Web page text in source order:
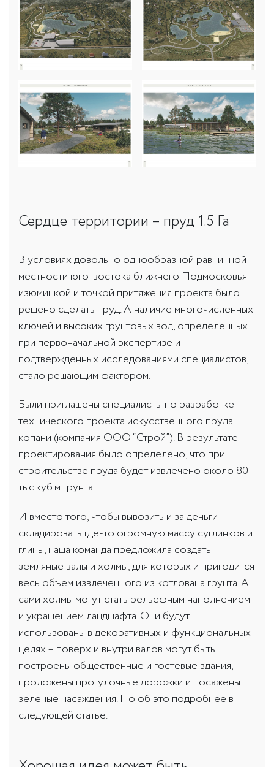
Сердце территории – пруд 1.5 Га
В условиях довольно однообразной равнинной
местности юго-востока ближнего Подмосковья
изюминкой и точкой притяжения проекта было
решено сделать пруд. А наличие многочисленных
ключей и высоких грунтовых вод, определенных
при первоначальной экспертизе и
подтвержденных исследованиями специалистов,
стало решающим фактором.
Были приглашены специалисты по разработке
технического проекта искусственного пруда
копани (компания ООО “Строй”). В результате
проектирования было определено, что при
строительстве пруда будет извлечено около 80
тыс.куб.м грунта.
И вместо того, чтобы вывозить и за деньги
складировать где-то огромную массу суглинков и
глины, наша команда предложила создать
земляные валы и холмы, для которых и пригодится
весь объем извлеченного из котлована грунта. А
сами холмы могут стать рельефным наполнением
и украшением ландшафта. Они будут
использованы в декоративных и функциональных
целях – поверх и внутри валов могут быть
построены общественные и гостевые здания,
проложены прогулочные дорожки и посажены
зеленые насаждения. Но об это подробнее в
следующей статье.